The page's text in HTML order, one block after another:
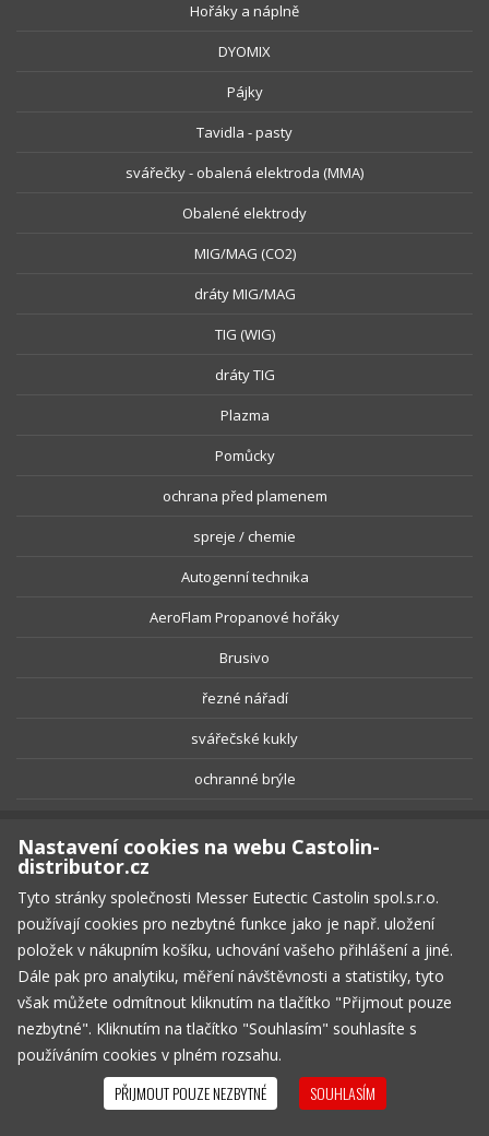
Hořáky a náplně
DYOMIX
Pájky
Tavidla - pasty
svářečky - obalená elektroda (MMA)
Obalené elektrody
MIG/MAG (CO2)
dráty MIG/MAG
TIG (WIG)
dráty TIG
Plazma
Pomůcky
ochrana před plamenem
spreje / chemie
Autogenní technika
AeroFlam Propanové hořáky
Brusivo
řezné nářadí
svářečské kukly
ochranné brýle
Všechny produkty
Kontakt
Tel.: +420 733 662 843
Messer Eutectic Castolin spol.s.r.o.
Za Tratí 235
Chrášťany, 252 19
Nastavení cookies na webu Castolin-
distributor.cz
Tyto stránky společnosti Messer Eutectic Castolin spol.s.r.o.
používají cookies pro nezbytné funkce jako je např. uložení
položek v nákupním košíku, uchování vašeho přihlášení a jiné.
Dále pak pro analytiku, měření návštěvnosti a statistiky, tyto
však můžete odmítnout kliknutím na tlačítko "Přijmout pouze
nezbytné". Kliknutím na tlačítko "Souhlasím" souhlasíte s
používáním cookies v plném rozsahu.
PŘIJMOUT POUZE NEZBYTNÉ SOUHLASÍM